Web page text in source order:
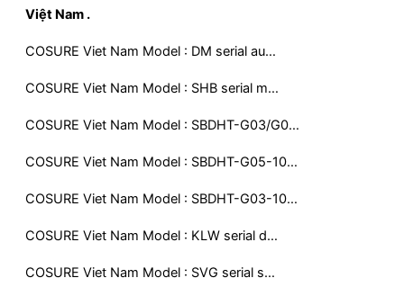
Việt Nam .
COSURE Viet Nam Model : DM serial au…
COSURE Viet Nam Model : SHB serial m…
COSURE Viet Nam Model : SBDHT-G03/G0…
COSURE Viet Nam Model : SBDHT-G05-10…
COSURE Viet Nam Model : SBDHT-G03-10…
COSURE Viet Nam Model : KLW serial d…
COSURE Viet Nam Model : SVG serial s…